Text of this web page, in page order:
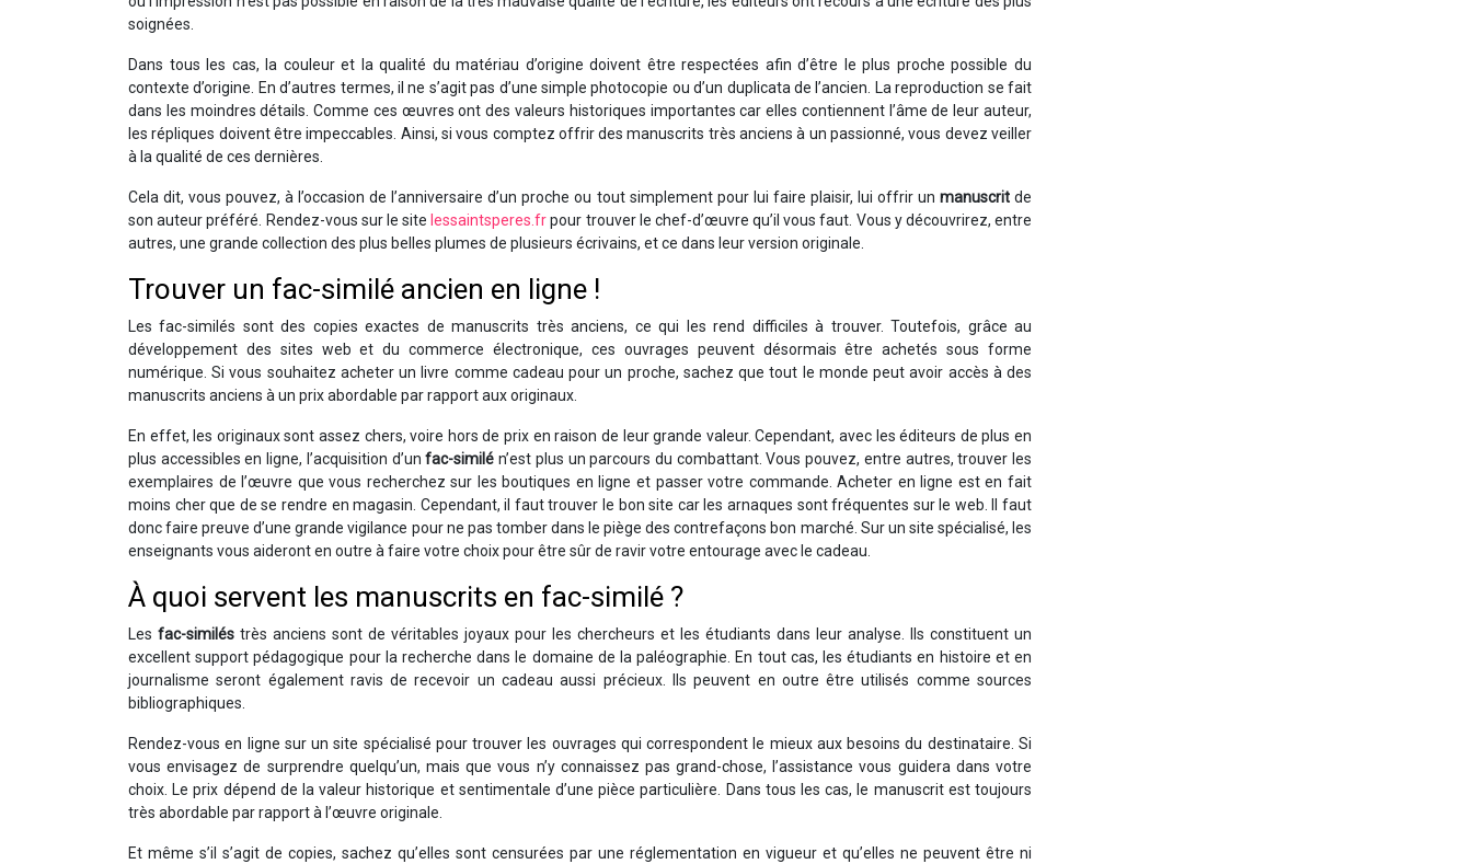
soignées.
Dans tous les cas, la couleur et la qualité du matériau d’origine doivent être respectées afin d’être le plus proche possible du
contexte d’origine. En d’autres termes, il ne s’agit pas d’une simple photocopie ou d’un duplicata de l’ancien. La reproduction se fait
dans les moindres détails. Comme ces œuvres ont des valeurs historiques importantes car elles contiennent l’âme de leur auteur,
les répliques doivent être impeccables. Ainsi, si vous comptez offrir des manuscrits très anciens à un passionné, vous devez veiller
à la qualité de ces dernières.
Cela dit, vous pouvez, à l’occasion de l’anniversaire d’un proche ou tout simplement pour lui faire plaisir, lui offrir un manuscritde
son auteur préféré. Rendez-vous sur le site lessaintsperes.frpour trouver le chef-d’œuvre qu’il vous faut. Vous y découvrirez, entre
autres, une grande collection des plus belles plumes de plusieurs écrivains, et ce dans leur version originale.
Trouver un fac-similé ancien en ligne !
Les fac-similés sont des copies exactes de manuscrits très anciens, ce qui les rend difficiles à trouver. Toutefois, grâce au
développement des sites web et du commerce électronique, ces ouvrages peuvent désormais être achetés sous forme
numérique. Si vous souhaitez acheter un livre comme cadeau pour un proche, sachez que tout le monde peut avoir accès à des
manuscrits anciens à un prix abordable par rapport aux originaux.
En effet, les originaux sont assez chers, voire hors de prix en raison de leur grande valeur. Cependant, avec les éditeurs de plus en
plus accessibles en ligne, l’acquisition d’unfac-similé n’est plus un parcours du combattant. Vous pouvez, entre autres, trouver les
exemplaires de l’œuvre que vous recherchez sur les boutiques en ligne et passer votre commande. Acheter en ligne est en fait
moins cher que de se rendre en magasin. Cependant, il faut trouver le bon site car les arnaques sont fréquentes sur le web. Il faut
donc faire preuve d’une grande vigilance pour ne pas tomber dans le piège des contrefaçons bon marché. Sur un site spécialisé, les
enseignants vous aideront en outre à faire votre choix pour être sûr de ravir votre entourage avec le cadeau.
À quoi servent les manuscrits en fac-similé ?
Les fac-similés très anciens sont de véritables joyaux pour les chercheurs et les étudiants dans leur analyse. Ils constituent un
excellent support pédagogique pour la recherche dans le domaine de la paléographie. En tout cas, les étudiants en histoire et en
journalisme seront également ravis de recevoir un cadeau aussi précieux. Ils peuvent en outre être utilisés comme sources
bibliographiques.
Rendez-vous en ligne sur un site spécialisé pour trouver les ouvrages qui correspondent le mieux aux besoins du destinataire. Si
vous envisagez de surprendre quelqu’un, mais que vous n’y connaissez pas grand-chose, l’assistance vous guidera dans votre
choix. Le prix dépend de la valeur historique et sentimentale d’une pièce particulière. Dans tous les cas, le manuscrit est toujours
très abordable par rapport à l’œuvre originale.
Et même s’il s’agit de copies, sachez qu’elles sont censurées par une réglementation en vigueur et qu’elles ne peuvent être ni